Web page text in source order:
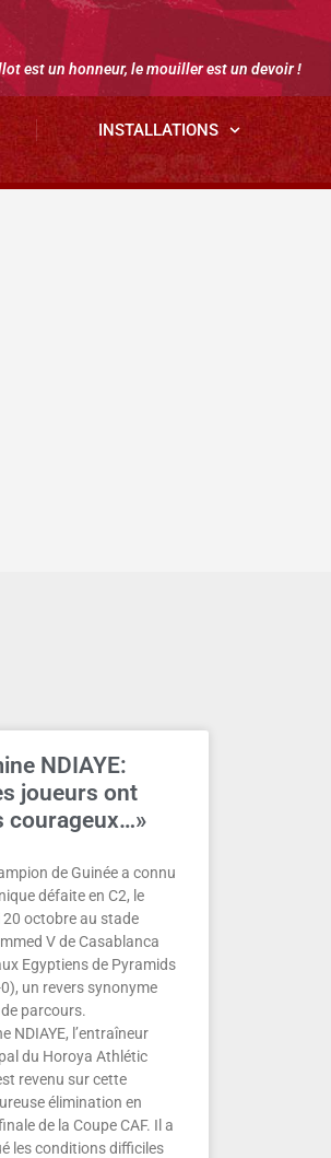
est un honneur, le mouiller est un devoir !
INSTALLATIONS
NDIAYE:
joueurs ont
courageux…»
de Guinée a connu
défaite en C2, le
20 octobre au stade
V de Casablanca
Egyptiens de Pyramids
un revers synonyme
parcours.
NDIAYE, l’entraîneur
du Horoya Athlétic
revenu sur cette
élimination en
de la Coupe CAF. Il a
les conditions difficiles